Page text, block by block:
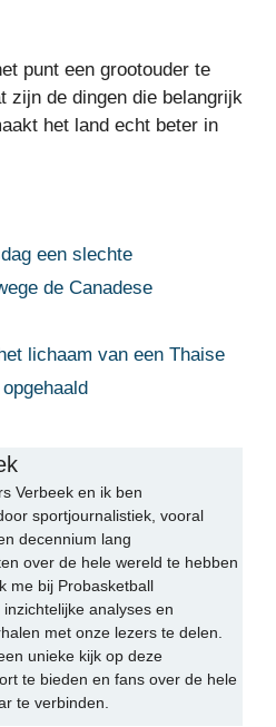
punt een grootouder te
zijn de dingen die belangrijk
het land echt beter in
een slechte
de Canadese
lichaam van een Thaise
Verbeek en ik ben
sportjournalistiek, vooral
decennium lang
over de hele wereld te hebben
me bij Probasketball
analyses en
met onze lezers te delen.
unieke kijk op deze
te bieden en fans over de hele
te verbinden.